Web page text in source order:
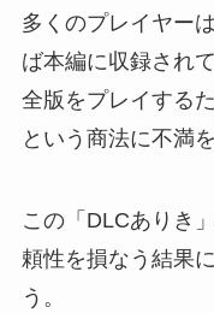
多くのプレイヤー
ば本編に収録され
全版をプレイする
という商法に不満
この「DLCありき
頼性を損なう結果
う。